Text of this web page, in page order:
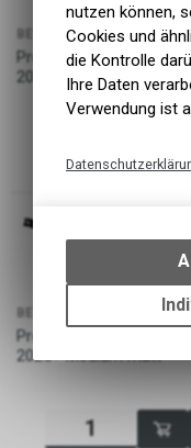
BEZEICHNUNG
Propain Spindrift
2025+ Medium glanz
Propain Spindrift Carbon
2025+ Medium matt
nutzen können,
Cookies und
die Kontrolle
Ihre Daten
Verwendung ist